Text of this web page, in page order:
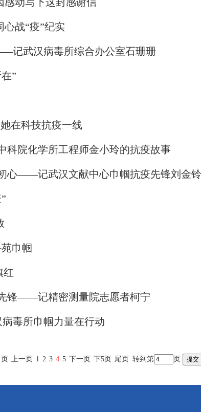
战“疫”纪实
记武汉病毒所综合办公室石珊珊
”
在科技抗疫一线
院化学所工程师金小玲的抗疫故事
心——记武汉文献中心巾帼抗疫先锋刘金铃
巾帼
红
锋——记精密测量院志愿者柯宁
毒所巾帼力量在行动
上一页 1 2 3 4 5 下一页 下5页 尾页 转到第 页